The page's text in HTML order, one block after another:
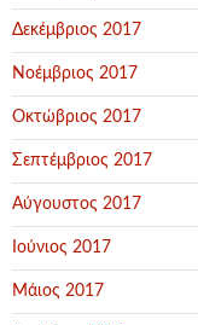
Δεκέμβριος 2017
Νοέμβριος 2017
Οκτώβριος 2017
Σεπτέμβριος 2017
Αύγουστος 2017
Ιούνιος 2017
Μάιος 2017